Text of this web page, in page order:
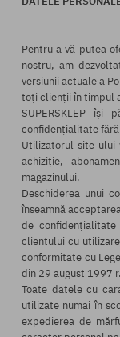
Pentru a vă putea
nostru, am
versiunii actuale a
toți clienții în timpul
SUPERSKLEP
confidențialitate
Utilizatorul site-ului
achiziție,
magazinului.
Deschiderea unui
înseamnă
de
clientului cu
conformitate cu
din 29 august 1997
Toate datele cu
utilizate numai în
expedierea de